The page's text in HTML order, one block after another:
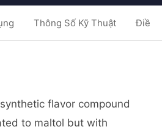
Thông Số Kỹ Thuật Điều
flavor compound
to maltol but with